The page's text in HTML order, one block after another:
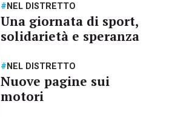
# NEL DISTRETTO
Una giornata di sport,
solidarietà e speranza
# NEL DISTRETTO
Nuove pagine sui
motori